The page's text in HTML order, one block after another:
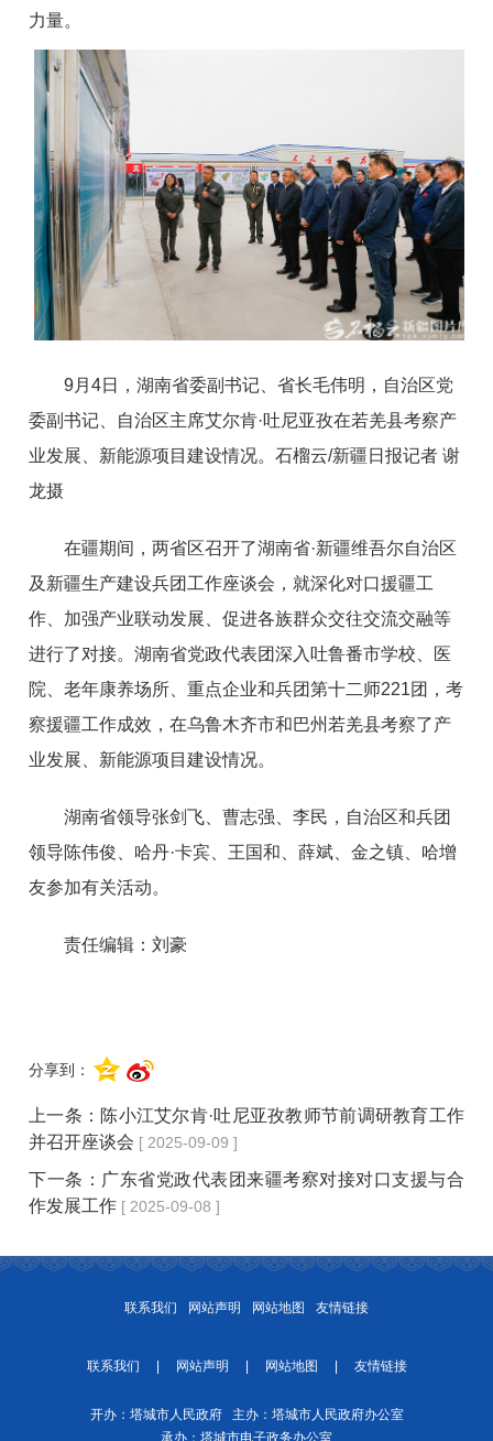
力量。
9月4日，湖南省委副书记、省长毛伟明，自治区党
委副书记、自治区主席艾尔肯·吐尼亚孜在若羌县考察产
业发展、新能源项目建设情况。石榴云/新疆日报记者 谢
龙摄
在疆期间，两省区召开了湖南省·新疆维吾尔自治区
及新疆生产建设兵团工作座谈会，就深化对口援疆工
作、加强产业联动发展、促进各族群众交往交流交融等
进行了对接。湖南省党政代表团深入吐鲁番市学校、医
院、老年康养场所、重点企业和兵团第十二师221团，考
察援疆工作成效，在乌鲁木齐市和巴州若羌县考察了产
业发展、新能源项目建设情况。
湖南省领导张剑飞、曹志强、李民，自治区和兵团
领导陈伟俊、哈丹·卡宾、王国和、薛斌、金之镇、哈增
友参加有关活动。
责任编辑：刘豪
分享到：
上一条： 陈小江艾尔肯·吐尼亚孜教师节前调研教育工作
并召开座谈会 [ 2025-09-09 ]
下一条： 广东省党政代表团来疆考察对接对口支援与合
作发展工作 [ 2025-09-08 ]
联系我们 网站声明 网站地图 友情链接
联系我们 网站声明 网站地图 友情链接
开办：塔城市人民政府 主办：塔城市人民政府办公室
承办：塔城市电子政务办公室